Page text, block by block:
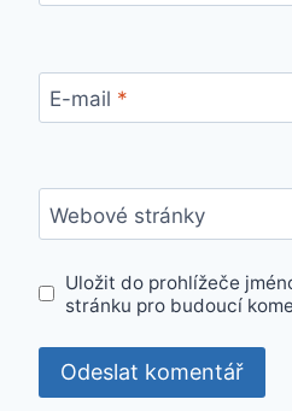
E-mail *
Webové stránky
Uložit do prohlížeče
stránku pro budoucí